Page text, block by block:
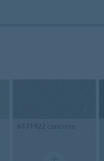
6171922 concrete